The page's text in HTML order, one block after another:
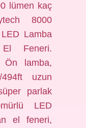
lümen kaç
8000
Lamba
Feneri.
Ön lamba,
uzun
parlak
LED
el feneri,